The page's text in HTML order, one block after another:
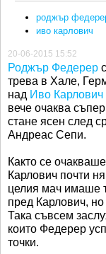
роджър
иво карлович
20-06-2015 15:52
Роджър Федерер
трева в Хале,
над Иво Карлович
вече очаква
стане ясен след
Андреас Сепи.
Както се
Карлович почти
целия мач имаше
пред Карлович,
Така съвсем
които Федерер
точки.